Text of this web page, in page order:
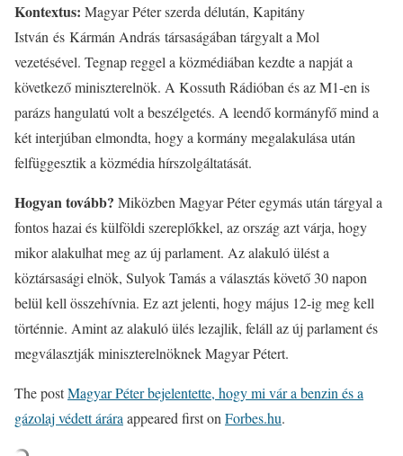
Kontextus: Magyar Péter szerda délután, Kapitány
István és Kármán András társaságában tárgyalt a Mol
vezetésével. Tegnap reggel a közmédiában kezdte a napját a
következő miniszterelnök. A Kossuth Rádióban és az M1-en is
parázs hangulatú volt a beszélgetés. A leendő kormányfő mind a
két interjúban elmondta, hogy a kormány megalakulása után
felfüggesztik a közmédia hírszolgáltatását.
Hogyan tovább? Miközben Magyar Péter egymás után tárgyal a
fontos hazai és külföldi szereplőkkel, az ország azt várja, hogy
mikor alakulhat meg az új parlament. Az alakuló ülést a
köztársasági elnök, Sulyok Tamás a választás követő 30 napon
belül kell összehívnia. Ez azt jelenti, hogy május 12-ig meg kell
történnie. Amint az alakuló ülés lezajlik, feláll az új parlament és
megválasztják miniszterelnöknek Magyar Pétert.
The postMagyar Péter bejelentette, hogy mi vár a benzin és a
gázolaj védett árára appeared first on Forbes.hu.